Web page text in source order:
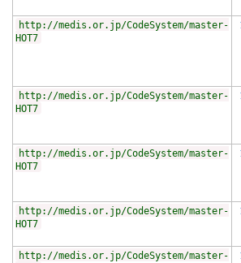
http://medis.or.jp/CodeSystem/master-
HOT7
http://medis.or.jp/CodeSystem/master-
HOT7
http://medis.or.jp/CodeSystem/master-
HOT7
http://medis.or.jp/CodeSystem/master-
HOT7
http://medis.or.jp/CodeSystem/master-